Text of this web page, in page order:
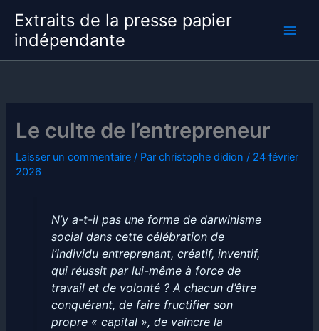
contenu
Extraits de la presse papier
indépendante
Le culte de l’entrepreneur
Laisser un commentaire / Parchristophe didion / 24 février
2026
N’y a-t-il pas une forme de darwinisme
social dans cette célébration de
l’individu entreprenant, créatif, inventif,
qui réussit par lui-même à force de
travail et de volonté ? A chacun d’être
conquérant, de faire fructifier son
propre « capital », de vaincre la